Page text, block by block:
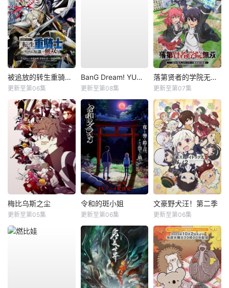
被追放的转生重骑士用游戏知识开无双
更新至第06集
BanG Dream! YUME∞MITA
更新至第08集
落第贤者的学院无双第二回转生，S等级作弊魔术师冒险记
更新至第07集
梅比乌斯之尘
更新至第05集
令和的斑小姐
更新至第06集
文豪野犬汪！第二季
更新至第06集